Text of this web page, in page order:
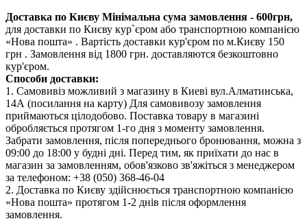
Доставка по Києву Мінімальна сума замовлення - 600грн,
для доставки по Києву кур`єром або транспортною компанією
«Нова пошта» . Вартість доставки кур'єром по м.Києву 150
грн . Замовлення від 1800 грн. доставляются безкоштовно
кур'єром.
Способи доставки:
1. Самовивіз можливий з магазину в Киеві вул.Алматинська,
14А (посилання на карту) Для самовивозу замовлення
приймаються цілодобово. Поставка товару в магазині
обробляється протягом 1-го дня з моменту замовлення.
Забрати замовлення, після попереднього бронювання, можна з
09:00 до 18:00 у будні дні. Перед тим, як приїхати до нас в
магазин за замовленням, обов'язково зв'яжіться з менеджером
за телефоном: +38 (050) 368-46-04
2. Доставка по Києву здійснюється транспортною компанією
«Нова пошта» протягом 1-2 днів після оформлення
замовлення.